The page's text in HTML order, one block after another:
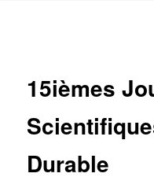
15ièmes
Durable